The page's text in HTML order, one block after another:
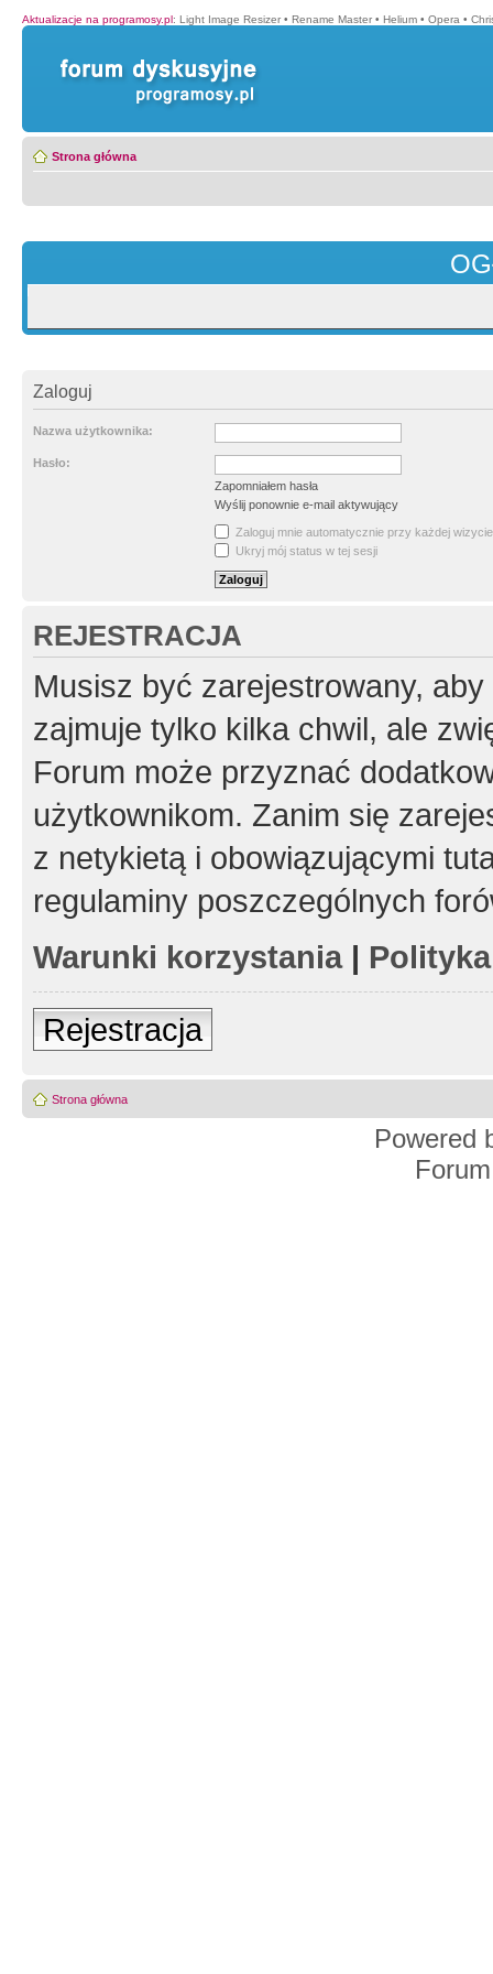
Aktualizacje na programosy.pl: Light Image Resizer • Rename Master • Helium • Opera •
Strona główna
Zaloguj
Nazwa użytkownika:
Hasło:
Zapomniałem hasła
Wyślij ponownie e-mail aktywujący
Zaloguj mnie automatycznie przy każdej wizycie
Ukryj mój status w tej sesji
REJESTRACJA
Musisz być zarejestrowany,
zajmuje tylko kilka chwil, ale
Forum może przyznać
użytkownikom. Zanim się
z netykietą i obowiązującymi
regulaminy poszczególnych
Warunki korzystania|
Rejestracja
Strona główna
Powered